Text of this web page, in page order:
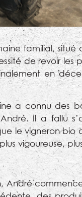
familial,
de revoir
en
a connu des
Il a fallu
le vigneron
vigoureuse,
André